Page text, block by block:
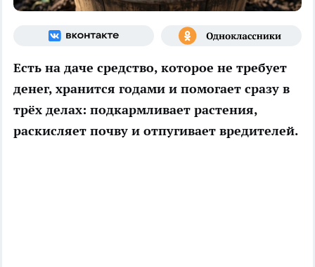
Есть на даче средство, которое не требует
денег, хранится годами и помогает сразу в
трёх делах: подкармливает растения,
раскисляет почву и отпугивает вредителей.